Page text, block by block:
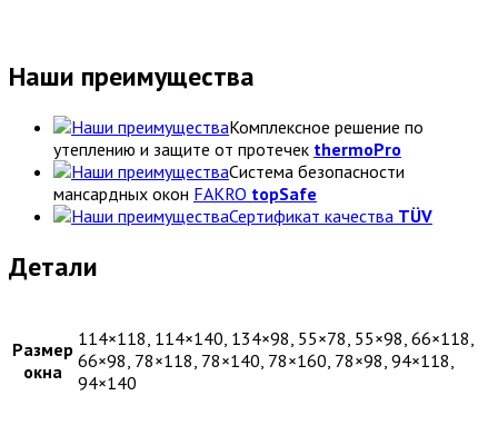
Наши преимущества
Комплексное решение по
утеплению и защите от протечек thermoPro
Cистема безопасности
мансардных окон FAKRO topSafe
Сертификат качества TÜV
Детали
Размер
окна
114×118, 114×140, 134×98, 55×78, 55×98, 66×118,
66×98, 78×118, 78×140, 78×160, 78×98, 94×118,
94×140